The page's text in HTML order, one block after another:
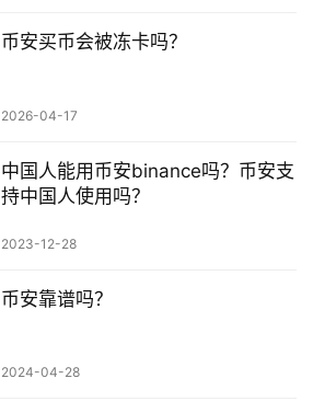
币安买币会被冻卡吗？
2026-04-17
中国人能用币安binance吗？币安支
持中国人使用吗？
2023-12-28
币安靠谱吗？
2024-04-28